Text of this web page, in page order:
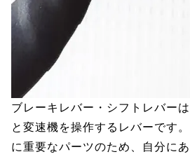
ブレーキレバー・シフトレバー
と変速機を操作するレバーです
に重要なパーツのため、自分に